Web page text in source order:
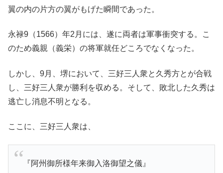
翼の内の片方の翼がもげた瞬間であった。
永禄9（1566）年2月には、遂に両者は軍事衝突する。こ
のため義親（義栄）の将軍就任どころでなくなった。
しかし、9月、堺において、三好三人衆と久秀方とが合戦
し、三好三人衆が勝利を収める。そして、敗北した久秀は
逃亡し消息不明となる。
ここに、三好三人衆は、
『阿州御所様年来御入洛御望之儀』